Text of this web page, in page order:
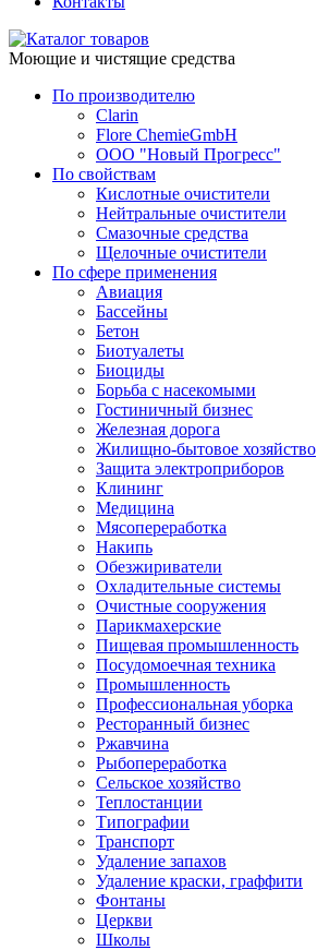
Моющие и чистящие средства
По производителю
Clarin
Flore ChemieGmbH
ООО "Новый Прогресс"
По свойствам
Кислотные очистители
Нейтральные очистители
Смазочные средства
Щелочные очистители
По сфере применения
Авиация
Бассейны
Бетон
Биотуалеты
Биоциды
Борьба с насекомыми
Гостиничный бизнес
Железная дорога
Жилищно-бытовое хозяйство
Защита электроприборов
Клининг
Медицина
Мясопереработка
Накипь
Обезжириватели
Охладительные системы
Очистные сооружения
Парикмахерские
Пищевая промышленность
Посудомоечная техника
Промышленность
Профессиональная уборка
Ресторанный бизнес
Ржавчина
Рыбопереработка
Сельское хозяйство
Теплостанции
Типографии
Транспорт
Удаление запахов
Удаление краски, граффити
Фонтаны
Церкви
Школы